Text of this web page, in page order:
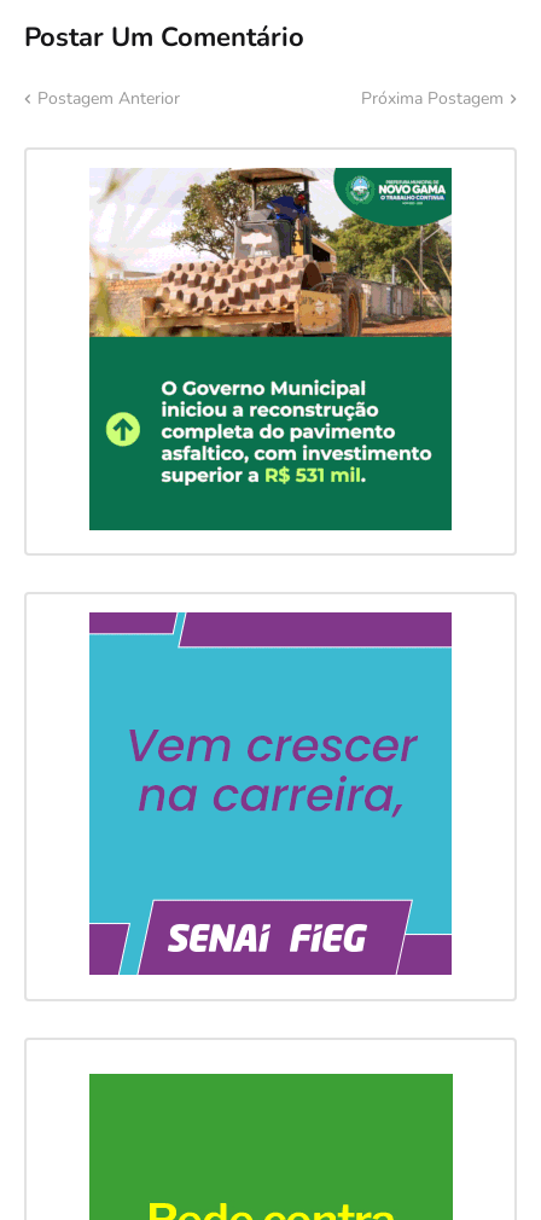
Postar Um Comentário
Postagem Anterior Próxima Postagem